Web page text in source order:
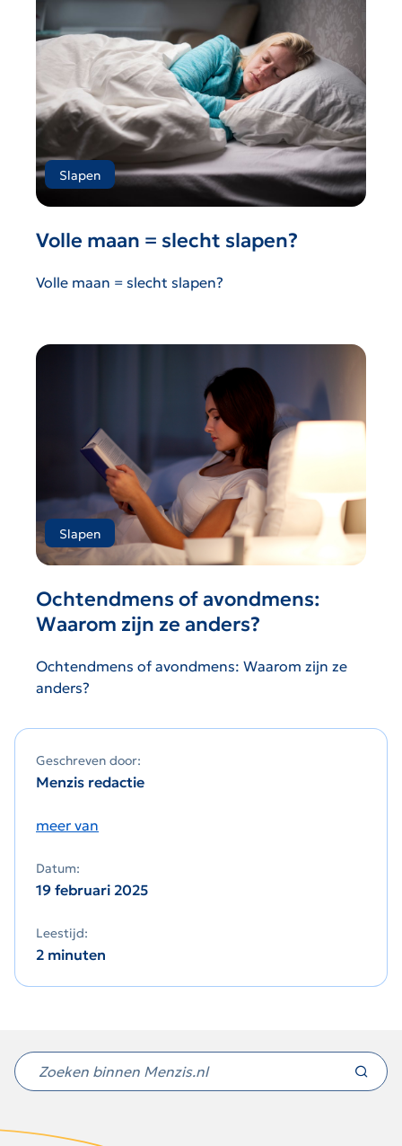
Slapen
Volle maan = slecht slapen?
Volle maan = slecht slapen?
Slapen
Ochtendmens of avondmens:
Waarom zijn ze anders?
Ochtendmens of avondmens: Waarom zijn ze
anders?
Geschreven door:
Menzis redactie
meer van
Datum:
19 februari 2025
Leestijd:
2 minuten
Niet